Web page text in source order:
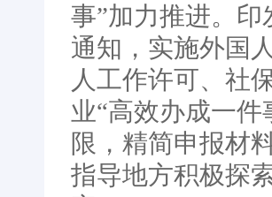
事”加力推进。
通知，实施外国
人工作许可、社
业“高效办成一
限，精简申报材
指导地方积极探